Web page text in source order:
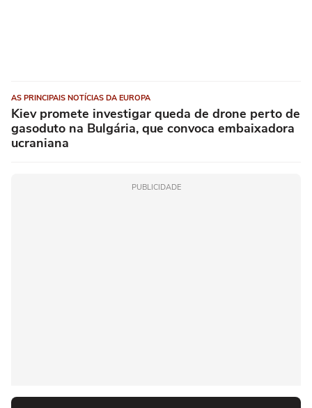
AS PRINCIPAIS NOTÍCIAS DA EUROPA
Kiev promete investigar queda de drone perto de
gasoduto na Bulgária, que convoca embaixadora
ucraniana
PUBLICIDADE